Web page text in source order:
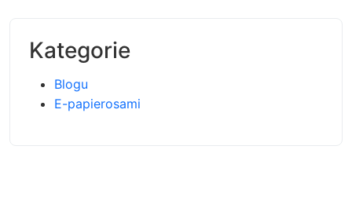
Kategorie
Blogu
E-papierosami